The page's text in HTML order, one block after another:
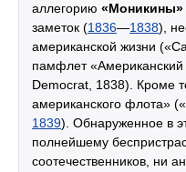
аллегорию «Моникины»
заметок (1836—1838),
американской жизни
памфлет
Demосrat, 1838). Кроме
американского флота»
1839). Обнаруженное в
полнейшему
соотечественников, ни